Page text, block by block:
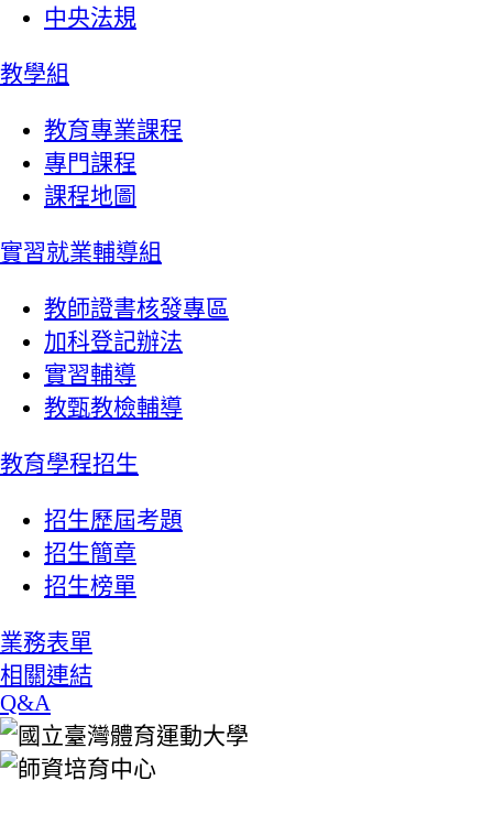
中央法規
教學組
教育專業課程
專門課程
課程地圖
實習就業輔導組
教師證書核發專區
加科登記辦法
實習輔導
教甄教檢輔導
教育學程招生
招生歷屆考題
招生簡章
招生榜單
業務表單
相關連結
Q&A